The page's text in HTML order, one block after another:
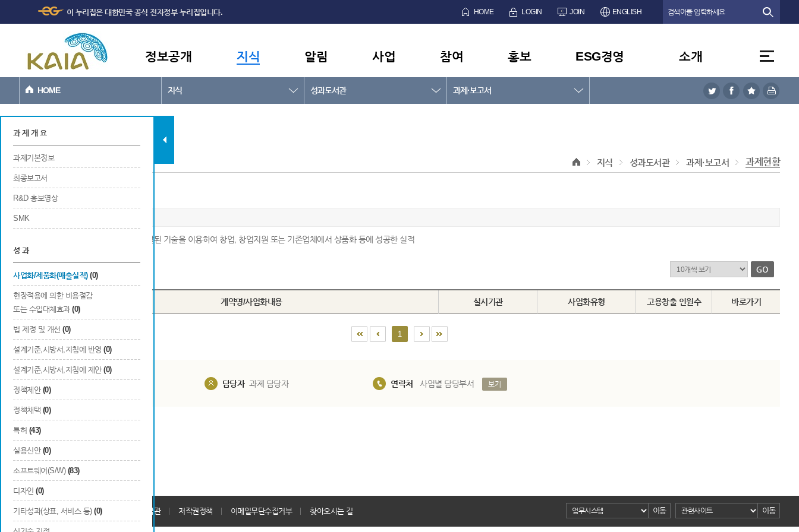
본문바로가기
이 누리집은 대한민국 공식 전자정부 누리집입니다. HOME LOGIN JOIN ENGLISH
정보공개 지식 알림 사업 참여 홍보 ESG경영 소개
HOME 지식 성과도서관 과제·보고서
과제현황
지식 성과도서관 과제·보고서 과제현황
과 제 개 요
과제기본정보
최종보고서
R&D 홍보영상
SMK
성 과
사업화/제품화(매출실적) (0)
현장적용에 의한 비용절감
또는 수입대체효과 (0)
법 제정 및 개선 (0)
설계기준,시방서,지침에 반영 (0)
설계기준,시방서,지침에 제안 (0)
정책제안 (0)
정책채택 (0)
특허 (43)
실용신안 (0)
소프트웨어(S/W) (83)
디자인 (0)
기타성과(상표, 서비스 등) (0)
사업화/제품화(매출실적)
※ 국가연구개발사업에 의해 새롭게 개발된 기술을 이용하여 창업, 창업지원 또는 기존업체에서 상품화 등에 성공한 실적
Total0건
번호 계약명/사업화내용 실시기관 사업화유형 고용창출 인원수 바로가기
1
담당자 과제 담당자 연락처 사업별 담당부서 보기
개인정보처리방침 회원가입약관 저작권정책 이메일무단수집거부 찾아오시는 길 이동 이동